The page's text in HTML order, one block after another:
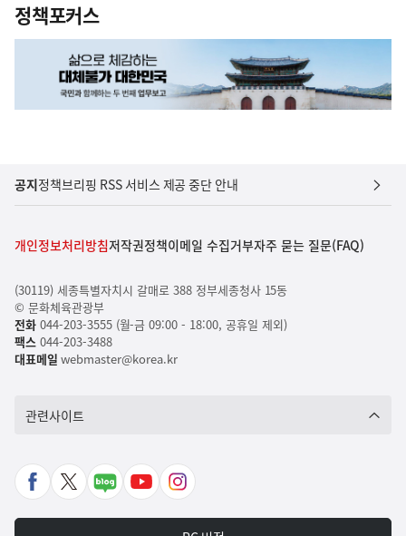
정책포커스
공지정책브리핑 RSS 서비스 제공 중단 안내
개인정보처리방침저작권정책이메일 수집거부자주 묻는 질문(FAQ)
(30119) 세종특별자치시 갈매로 388 정부세종청사 15동
© 문화체육관광부
전화044-203-3555 (월-금 09:00 - 18:00, 공휴일 제외)
팩스044-203-3488
대표메일 webmaster@korea.kr
관련사이트
페
X
네
유
인
타